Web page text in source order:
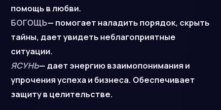
помощь в любви.
БОГОЩЬ— помогает наладить порядок, скрыть
тайны, дает увидеть неблагоприятные
ситуации.
ЯСУНЬ— дает энергию взаимопонимания и
упрочения успеха и бизнеса. Обеспечивает
защиту в целительстве.